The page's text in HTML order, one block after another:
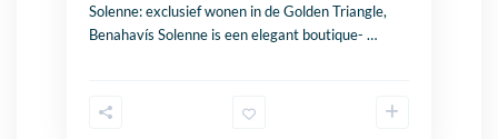
Solenne:exclusiefwonen in de Golden Triangle,
Benahavís Solenne is een elegant boutique-…